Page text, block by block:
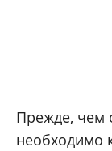
Прежде, чем
необходимо